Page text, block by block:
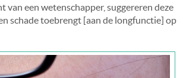
een wetenschapper, suggereren deze
schade toebrengt [aan de longfunctie] op